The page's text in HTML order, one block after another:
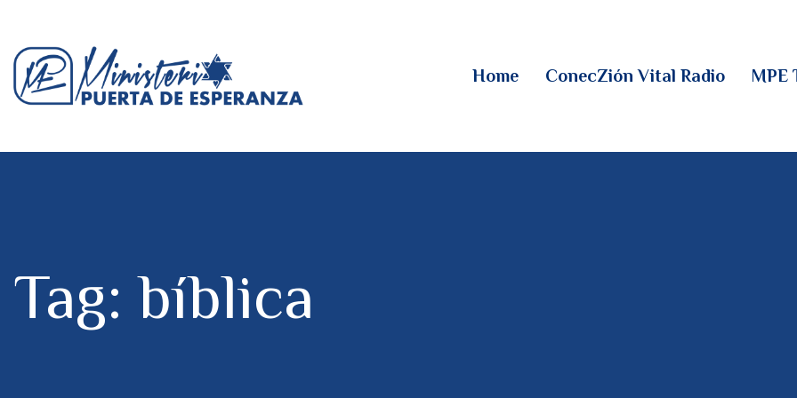
Home ConecZión Vital Radio MPE
Tag: bíblica
CONECZIÓN VITAL
MPE TV